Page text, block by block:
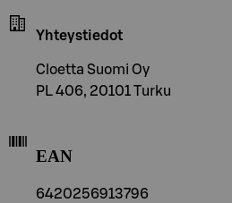
Yhteystiedot
Cloetta Suomi Oy
PL 406, 20101 Turku
EAN
6420256913796